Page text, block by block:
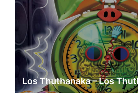
Los Thuthanaka – Los